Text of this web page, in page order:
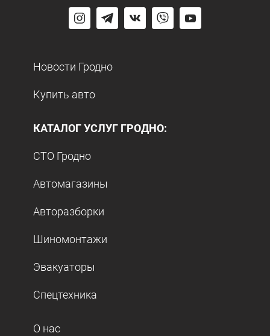
Новости Гродно
Купить авто
КАТАЛОГ УСЛУГ ГРОДНО:
СТО Гродно
Автомагазины
Авторазборки
Шиномонтажи
Эвакуаторы
Спецтехника
О нас